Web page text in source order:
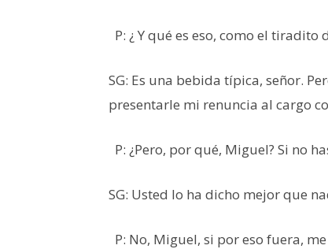
P: ¿ Y qué es eso, como el tiradito
SG: Es una bebida típica, señor.
presentarle mi renuncia al cargo
P: ¿Pero, por qué, Miguel? Si no
SG: Usted lo ha dicho mejor que
P: No, Miguel, si por eso fuera,